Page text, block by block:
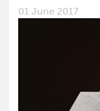
01 June 2017